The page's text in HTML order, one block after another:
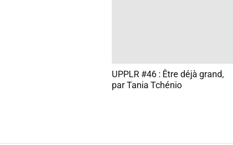
UPPLR #46 : Être déjà grand,
par Tania Tchénio